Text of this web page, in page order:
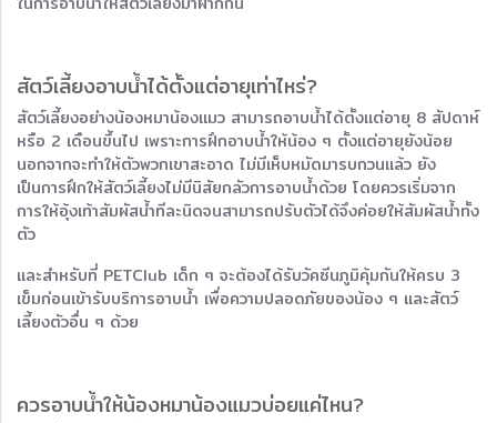
สัตว์เลี้ยงอาบน้ำได้ตั้งแต่อายุเท่าไหร่?
สัตว์เลี้ยงอย่างน้องหมาน้องแมว สามารถอาบน้ำได้ตั้งแต่อายุ 8 สัปดาห์
หรือ 2 เดือนขึ้นไป เพราะการฝึกอาบน้ำให้น้อง ๆ ตั้งแต่อายุยังน้อย
นอกจากจะทำให้ตัวพวกเขาสะอาด ไม่มีเห็บหมัดมารบกวนแล้ว ยัง
เป็นการฝึกให้สัตว์เลี้ยงไม่มีนิสัยกลัวการอาบน้ำด้วย โดยควรเริ่มจาก
การให้อุ้งเท้าสัมผัสน้ำทีละนิดจนสามารถปรับตัวได้จึงค่อยให้สัมผัสน้ำทั้ง
ตัว
และสำหรับที่ PETClub เด็ก ๆ จะต้องได้รับวัคซีนภูมิคุ้มกันให้ครบ 3
เข็มก่อนเข้ารับบริการอาบน้ำ เพื่อความปลอดภัยของน้อง ๆ และสัตว์
เลี้ยงตัวอื่น ๆ ด้วย
ควรอาบน้ำให้น้องหมาน้องแมวบ่อยแค่ไหน?